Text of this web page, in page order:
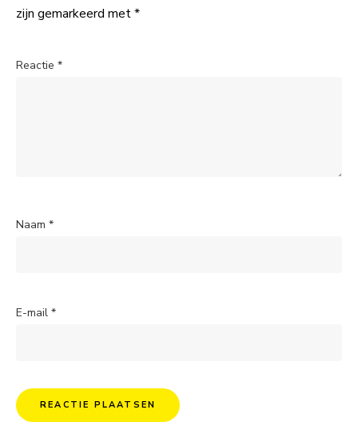
zijn gemarkeerd met*
Reactie *
Naam *
E-mail *